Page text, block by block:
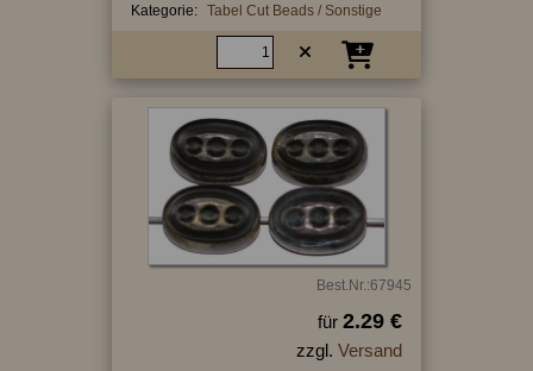
Kategorie: Tabel Cut Beads / Sonstige
Best.Nr.:67945
für 2.29 €
zzgl. Versand